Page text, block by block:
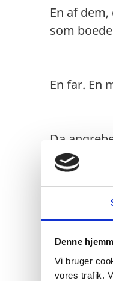
Denne
Vi bruger
vores trafik.
En af
som
En far. En
Da
En time
tavs.